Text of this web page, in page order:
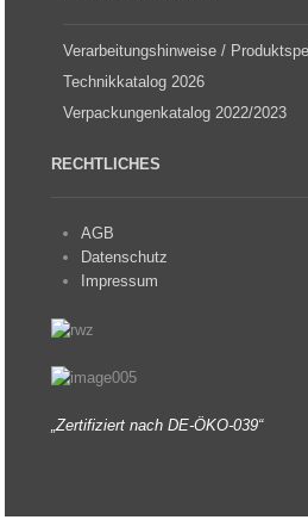
Verarbeitungshinweise /
Technikkatalog 2026
Verpackungenkatalog 2022/2023
RECHTLICHES
AGB
Datenschutz
Impressum
„Zertifiziert nach DE-ÖKO-039“